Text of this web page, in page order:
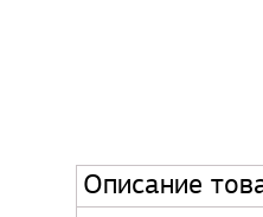
Описание